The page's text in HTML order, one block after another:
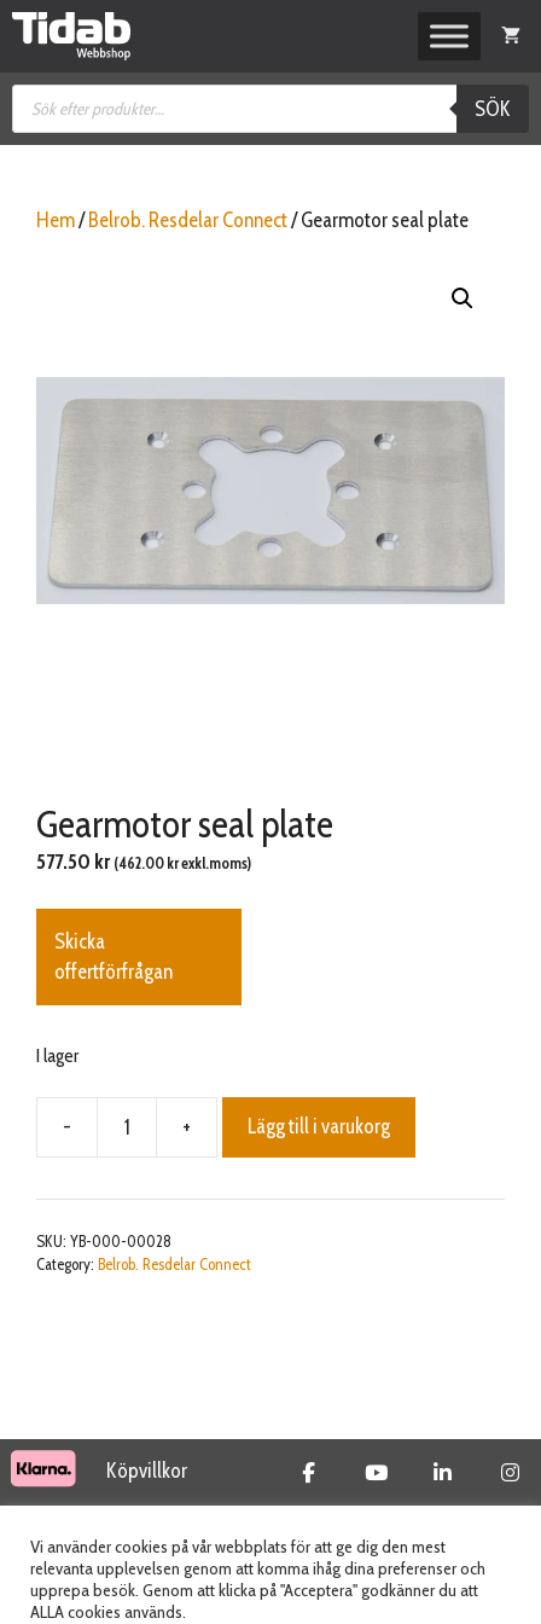
Hoppa
Produktsökning
SÖK
Hem/ Belrob. Resdelar Connect/ Gearmotor seal plate
Gearmotor seal plate
577.50 kr (462.00 krexkl.moms)
Skicka
offertförfrågan
I lager
-
Gearmotor
plate
+ Lägg till i varukorg
SKU: YB-000-00028
Category: Belrob. Resdelar Connect
Köpvillkor
© 2026 Tidab AB - All Rights Reserved
Vi använder cookies på vår webbplats för att ge dig den mest
relevanta upplevelsen genom att komma ihåg dina preferenser och
upprepa besök. Genom att klicka på "Acceptera" godkänner du att
ALLA cookies används.